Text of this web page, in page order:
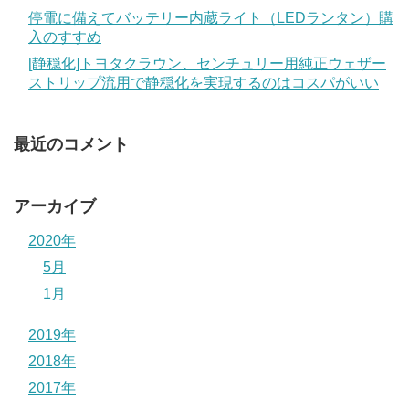
停電に備えてバッテリー内蔵ライト（LEDランタン）購
入のすすめ
[静穏化]トヨタクラウン、センチュリー用純正ウェザー
ストリップ流用で静穏化を実現するのはコスパがいい
最近のコメント
アーカイブ
2020年
5月
1月
2019年
2018年
2017年